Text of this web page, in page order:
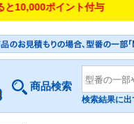
ポイント付与
商品検索
検索結果に出